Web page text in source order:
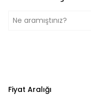
Fiyat Aralığı